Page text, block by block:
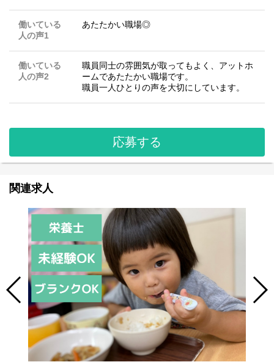
働いている
人の声1
あたたかい職場◎
働いている
人の声2
職員同士の雰囲気が取ってもよく、アットホ
ームであたたかい職場です。
職員一人ひとりの声を大切にしています。
応募する
関連求人